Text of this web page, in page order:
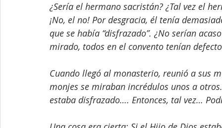
¿Sería el hermano sacristán? ¿Tal vez el
¡No, el no! Por desgracia, él tenía
que se había “disfrazado”. ¿No serían
mirado, todos en el convento tenían
Cuando llegó al monasterio, reunió a sus
monjes se miraban incrédulos unos a
estaba disfrazado…. Entonces, tal vez…